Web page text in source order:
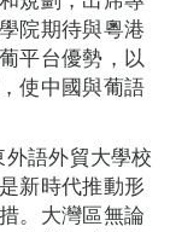
院期待與粵港
平台優勢，以
使中國與葡語
語外貿大學校
新時代推動形
。大灣區無論